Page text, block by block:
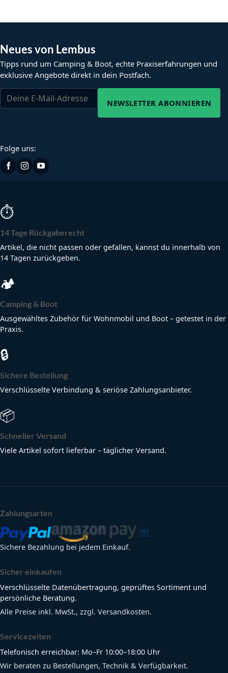
Neues von Lembus
Tipps rund um Camping & Boot, echte Praxiserfahrungen und
exklusive Angebote direkt in dein Postfach.
NEWSLETTER ABONNIEREN
Folge uns:
⏱
14 Tage Rückgaberecht
Artikel, die nicht passen oder gefallen, kannst du innerhalb von
14 Tagen zurückgeben.
🏕
Camping & Boot
Ausgewähltes Zubehör für Wohnmobil und Boot – getestet in der
Praxis.
🔒
Sichere Bestellung
Verschlüsselte Verbindung & seriöse Zahlungsanbieter.
📦
Schneller Versand
Viele Artikel sofort lieferbar – täglicher Versand.
Zahlungsarten
Sichere Bezahlung bei jedem Einkauf.
Sicher einkaufen
Verschlüsselte Datenübertragung, geprüftes Sortiment und
persönliche Beratung.
Alle Preise inkl. MwSt., zzgl. Versandkosten.
Servicezeiten
Telefonisch erreichbar: Mo–Fr 10:00–18:00 Uhr
Wir beraten zu Bestellungen, Technik & Verfügbarkeit.